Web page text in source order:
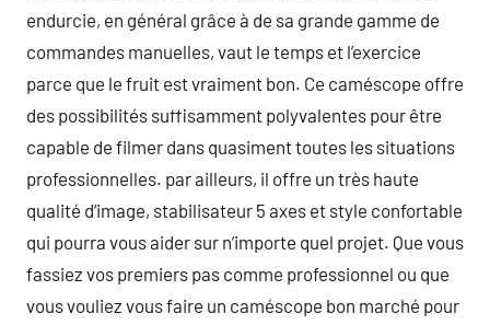
endurcie, en général grâce à de sa grande gamme de
commandes manuelles, vaut le temps et l’exercice
parce que le fruit est vraiment bon. Ce caméscope offre
des possibilités suffisamment polyvalentes pour être
capable de filmer dans quasiment toutes les situations
professionnelles. par ailleurs, il offre un très haute
qualité d’image, stabilisateur 5 axes et style confortable
qui pourra vous aider sur n’importe quel projet. Que vous
fassiez vos premiers pas comme professionnel ou que
vous vouliez vous faire un caméscope bon marché pour